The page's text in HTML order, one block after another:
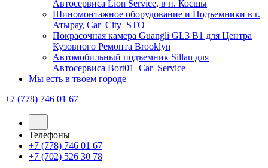
Автосервиса Lion Service, в п. Косшы
Шиномонтажное оборудование и Подъемники в г.
Атырау, Car_City_STO
Покрасочная камера Guangli GL3 B1 для Центра
Кузовного Ремонта Brooklyn
Автомобильный подъемник Sillan для
Автосервиса Bort01_Car_Service
Мы есть в твоем городе
+7 (778) 746 01 67
Телефоны
+7 (778) 746 01 67
+7 (702) 526 30 78